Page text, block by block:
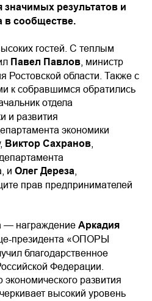
результатов и
в сообществе.
гостей. С теплым
Павел Павлов , министр
Ростовской области. Также с
к собравшимся обратились
отдела
и развития
экономики
Виктор Сахранов
и Олег Дереза
прав предпринимателей
— награждение Аркадия
президента «ОПОРЫ
благодарственное
Федерации.
развития
высокий уровень